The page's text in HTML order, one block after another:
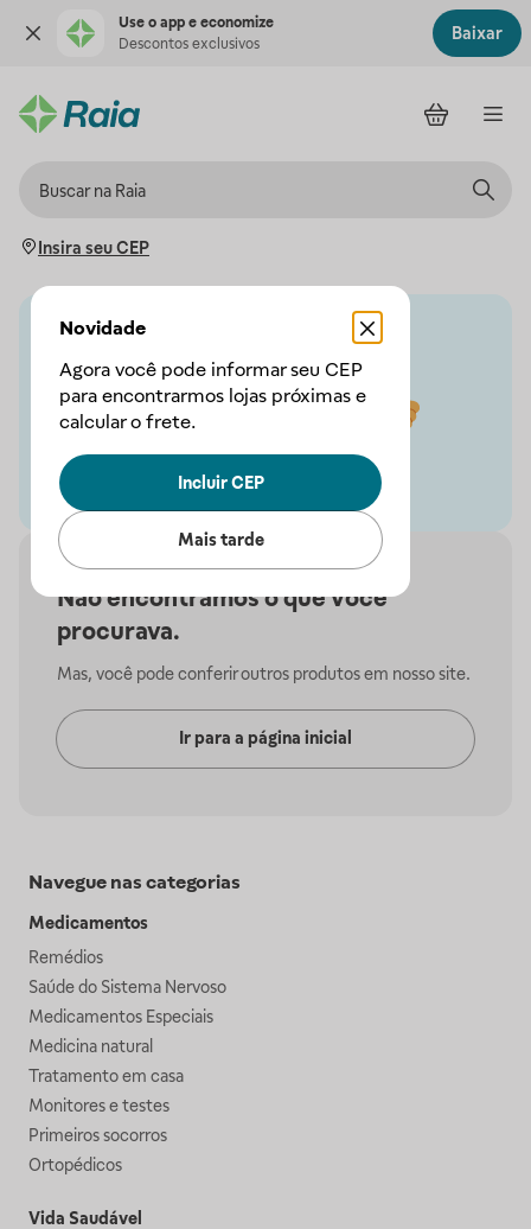
Use o app e economize
Descontos exclusivos
Baixar
Insira seu CEP
Novidade
Agora você pode informar seu CEP
para encontrarmos lojas próximas e
calcular o frete.
Incluir CEP
Mais tarde
Não encontramos o que você
procurava.
Mas, você pode conferir outros produtos em nosso site.
Ir para a página inicial
Navegue nas categorias
Medicamentos
Remédios
Saúde do Sistema Nervoso
Medicamentos Especiais
Medicina natural
Tratamento em casa
Monitores e testes
Primeiros socorros
Ortopédicos
Vida Saudável